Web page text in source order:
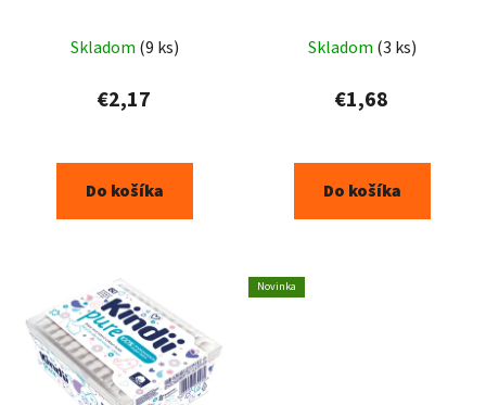
Skladom (9 ks)
€2,17
Do košíka
Skladom (3 ks)
€1,68
Do košíka
Novinka